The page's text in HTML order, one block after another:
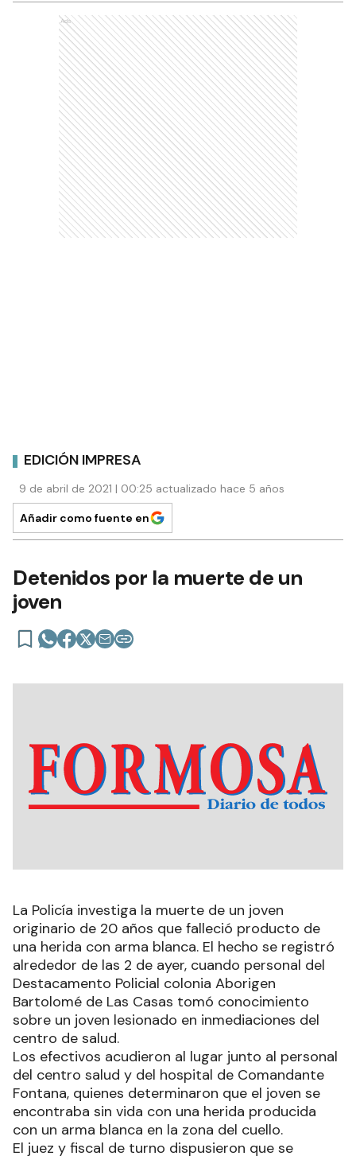
Ads
EDICIÓN IMPRESA
9 de abril de 2021 | 00:25 actualizado hace 5 años
Añadir como fuente en
Detenidos por la muerte de un
joven
La Policía investiga la muerte de un joven
originario de 20 años que falleció producto de
una herida con arma blanca. El hecho se registró
alrededor de las 2 de ayer, cuando personal del
Destacamento Policial colonia Aborigen
Bartolomé de Las Casas tomó conocimiento
sobre un joven lesionado en inmediaciones del
centro de salud.
Los efectivos acudieron al lugar junto al personal
del centro salud y del hospital de Comandante
Fontana, quienes determinaron que el joven se
encontraba sin vida con una herida producida
con un arma blanca en la zona del cuello.
El juez y fiscal de turno dispusieron que se